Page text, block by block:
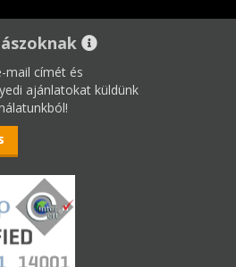
mail címét és
ajánlatokat küldünk